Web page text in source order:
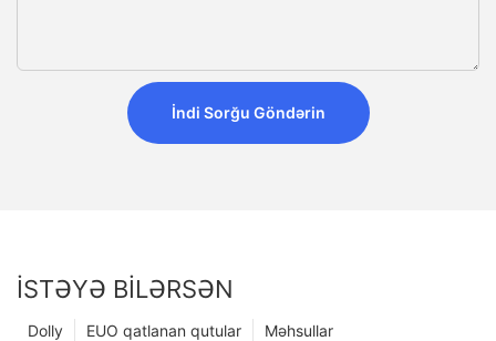
İndi Sorğu Göndərin
İSTƏYƏ BILƏRSƏN
Məhsullar
EUO qatlanan qutular
Dolly